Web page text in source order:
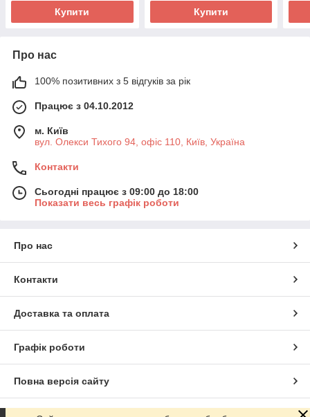
Купити Купити
Про нас
100% позитивних з 5 відгуків за рік
Працює з 04.10.2012
м. Київ
вул. Олекси Тихого 94, офіс 110, Київ, Україна
Контакти
Сьогодні працює з 09:00 до 18:00
Показати весь графік роботи
Про нас
Контакти
Доставка та оплата
Графік роботи
Повна версія сайту